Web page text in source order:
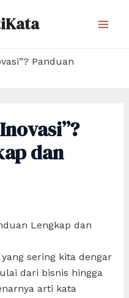
Panduan
dan
Lengkap dan
sering kita dengar
dari bisnis hingga
arti kata